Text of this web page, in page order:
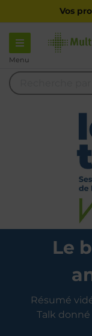
Vos
Menu
Le
Résumé
Talk